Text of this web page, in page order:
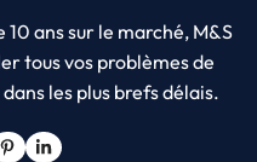
ans sur le marché, M&S
tous vos problèmes de
les plus brefs délais.